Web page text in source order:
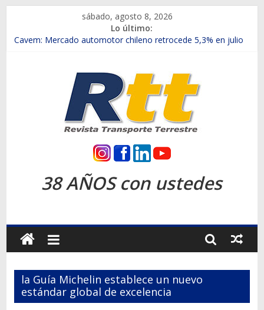
contenido
sábado, agosto 8, 2026
Lo último:
Chile es el primer mercado internacional en lanzar la nueva
Salfa suma vehículos electrificados de Chevrolet en el Biobío
Samex amplía su red con nuevas sucursales en Rancagua y
SINOTRUK Pick-ups presentó la recién estrenada Bolden en
la Expo Compras Públicas 2026
Revista
Transporte
Terrestre
Autos,
camiones,
motos,
38 AÑOS con ustedes
la Guía Michelin establece un nuevo
estándar global de excelencia